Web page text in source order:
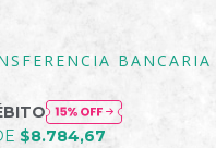
BANCARIA
$8.784,67